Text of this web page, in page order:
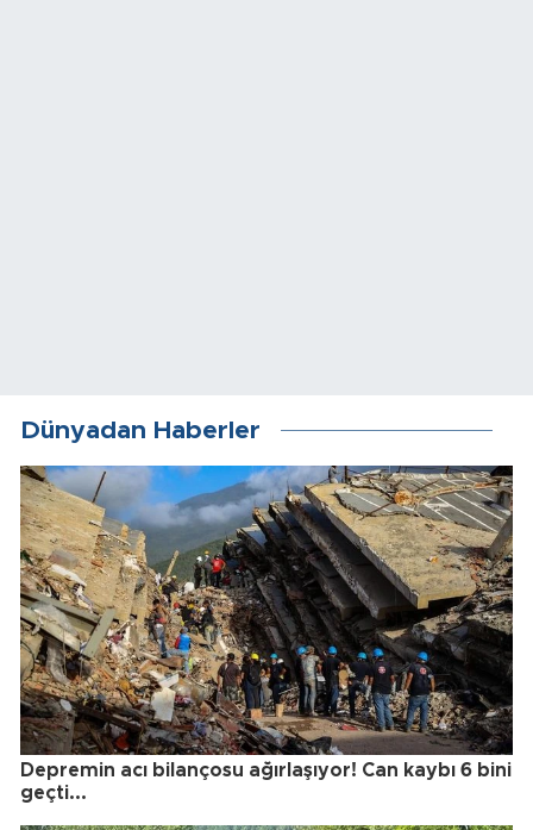
Dünyadan Haberler
Depremin acı bilançosu ağırlaşıyor! Can kaybı 6 bini
geçti...